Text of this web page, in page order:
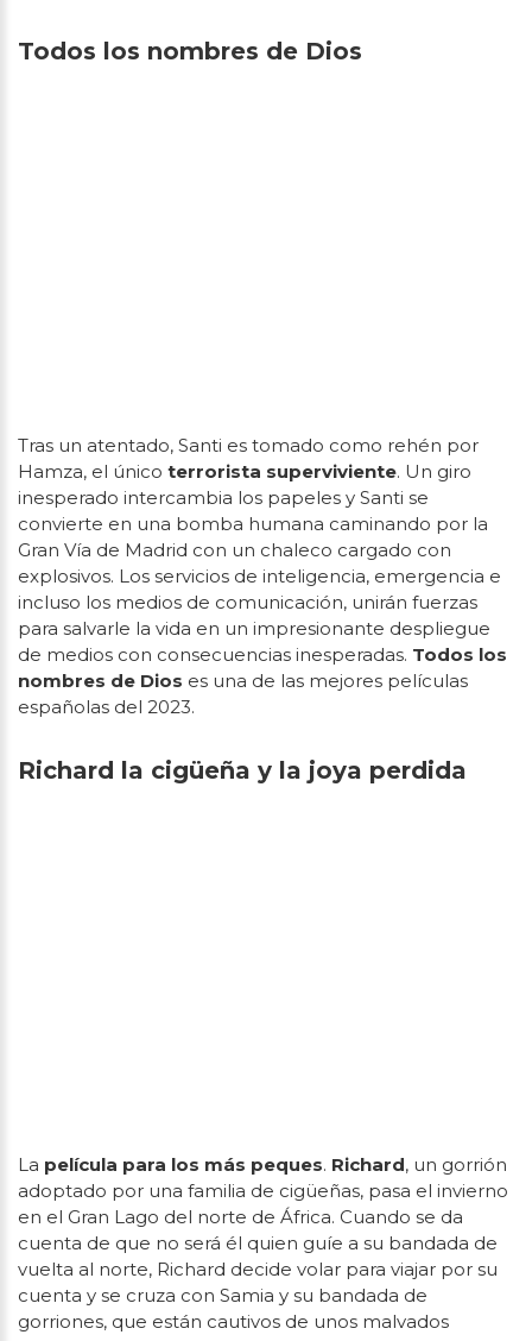
Todos los nombres de Dios
Tras un atentado, Santi es tomado como rehén por
Hamza, el único terrorista superviviente. Un giro
inesperado intercambia los papeles y Santi se
convierte en una bomba humana caminando por la
Gran Vía de Madrid con un chaleco cargado con
explosivos. Los servicios de inteligencia, emergencia e
incluso los medios de comunicación, unirán fuerzas
para salvarle la vida en un impresionante despliegue
de medios con consecuencias inesperadas. Todos los
nombres de Dios es una de las mejores películas
españolas del 2023.
Richard la cigüeña y la joya perdida
La película para los más peques. Richard, un gorrión
adoptado por una familia de cigüeñas, pasa el invierno
en el Gran Lago del norte de África. Cuando se da
cuenta de que no será él quien guíe a su bandada de
vuelta al norte, Richard decide volar para viajar por su
cuenta y se cruza con Samia y su bandada de
gorriones, que están cautivos de unos malvados